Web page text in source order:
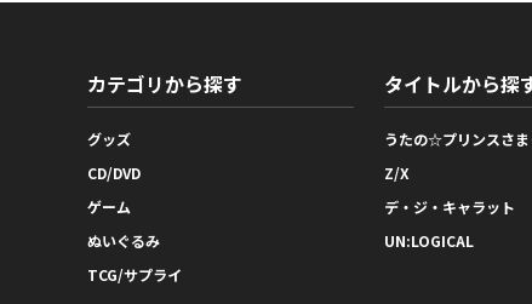
カテゴリから探す
グッズ
CD/DVD
ゲーム
ぬいぐるみ
TCG/サプライ
タイトルから探
うたの☆プリンスさ
Z/X
デ・ジ・キャラット
UN:LOGICAL